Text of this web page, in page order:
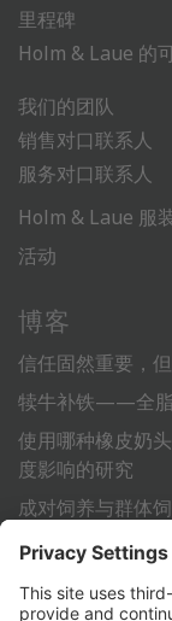
里程碑
Holm & Laue 的
我们的团队
销售对口联系人
服务对口联系人
Holm & Laue 服
活动
博客
信任固然重要，
犊牛补铁——全脂
使用哪种橡皮奶
度影响的研究
成对饲养与群体
利用标准化作业